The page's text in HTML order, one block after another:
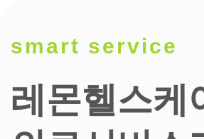
smart service
레몬헬스케